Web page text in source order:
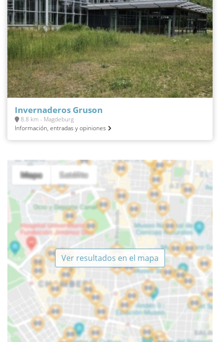
Invernaderos Gruson
8.8 km - Magdeburg
Información, entradas y opiniones
Ver resultados en el mapa